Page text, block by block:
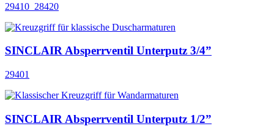
29410_28420
SINCLAIR Absperrventil Unterputz 3/4”
29401
SINCLAIR Absperrventil Unterputz 1/2”